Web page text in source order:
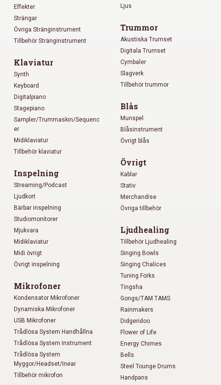
Effekter
Strängar
Övriga Stränginstrument
Tillbehör Stränginstrument
Klaviatur
Synth
Keyboard
Digitalpiano
Stagepiano
Sampler/Trummaskin/Sequenc
er
Midiklaviatur
Tillbehör klaviatur
Inspelning
Streaming/Podcast
Ljudkort
Bärbar inspelning
Studiomonitorer
Mjukvara
Midiklaviatur
Midi övrigt
Övrigt inspelning
Mikrofoner
Kondensator Mikrofoner
Dynamiska Mikrofoner
USB Mikrofoner
Trådlösa System Handhållna
Trådlösa System Instrument
Trådlösa System
Myggor/Headset/Inear
Tillbehör mikrofon
Ljus
Trummor
Akustiska Trumset
Digitala Trumset
Cymbaler
Slagverk
Tillbehör trummor
Blås
Munspel
Blåsinstrument
Övrigt blås
Övrigt
Kablar
Stativ
Merchandise
Övriga tillbehör
Ljudhealing
Tillbehör Ljudhealing
Singing Bowls
Singing Chalices
Tuning Forks
Tingsha
Gongs/TAM TAMS
Rainmakers
Didgeridoo
Flower of Life
Energy Chimes
Bells
Steel Tounge Drums
Handpans